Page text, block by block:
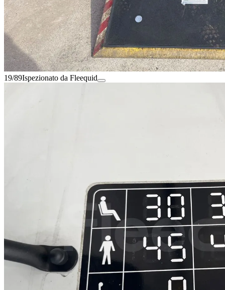
19/89Ispezionato da Fleequid